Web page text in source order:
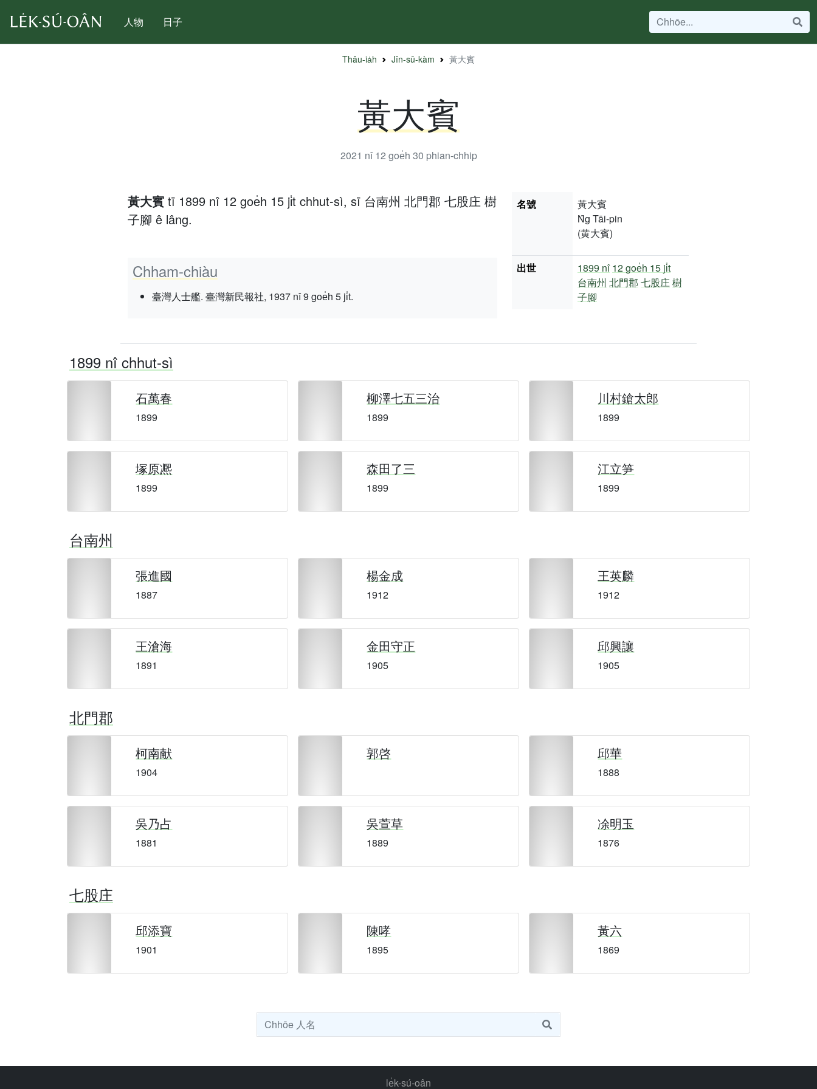
人物 日子
Thâu-ia̍h Jîn-sū-kàm 黃大賓
黃大賓
2021 nî 12 goe̍h 30 phian-chhip
黃大賓 tī 1899 nî 12 goe̍h 15 ji̍t chhut-sì, sī 台南州 北門郡 七股庄 樹
子腳 ê lâng.
Chham-chiàu
臺灣人士艦. 臺灣新民報社, 1937 nî 9 goe̍h 5 ji̍t.
名號
黃大賓
N̂g Tāi-pin
(黄大賓)
出世 1899 nî 12 goe̍h 15 ji̍t
台南州 北門郡 七股庄樹
子腳
1899 nî chhut-sì
石萬春
1899
柳澤七五三治
1899
川村鎗太郎
1899
塚原凞
1899
森田了三
1899
江立笋
1899
台南州
張進國
1887
楊金成
1912
王英麟
1912
王滄海
1891
金田守正
1905
邱興讓
1905
北門郡
柯南献
1904
郭啓 邱華
1888
吳乃占
1881
吳萱草
1889
凃明玉
1876
七股庄
邱添寶
1901
陳哮
1895
黃六
1869
le̍k-sú-oân